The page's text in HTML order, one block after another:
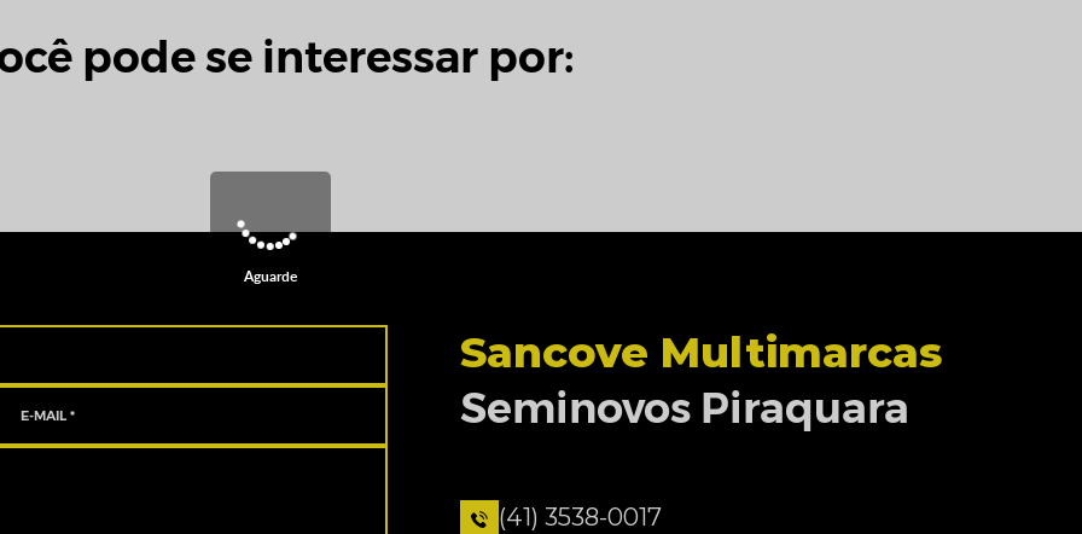
pode se interessar por:
Sancove Multimarcas
Seminovos Piraquara
(41) 3538-0017
Aguarde